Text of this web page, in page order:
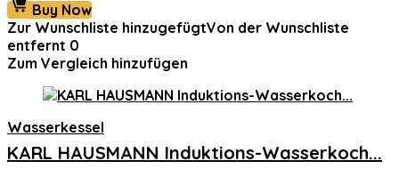
Buy Now
Zur Wunschliste hinzugefügtVon der Wunschliste
entfernt 0
Zum Vergleich hinzufügen
Wasserkessel
KARL HAUSMANN Induktions-Wasserkoch...